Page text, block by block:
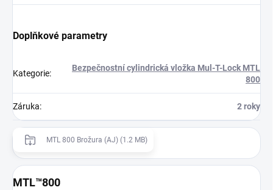
Doplňkové parametry
Kategorie:
Bezpečnostní cylindrická vložka Mul-T-Lock MTL
800
Záruka: 2 roky
MTL 800 Brožura (AJ) (1.2 MB)
MTL™800